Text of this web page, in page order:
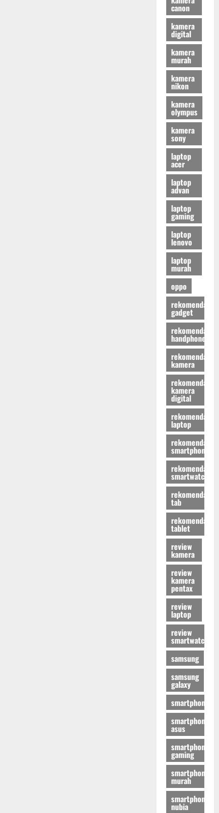
canon
kamera
digital
kamera
murah
kamera
nikon
kamera
olympus
kamera
sony
laptop
acer
laptop
advan
laptop
gaming
laptop
lenovo
laptop
murah
oppo
rekomendasi
gadget
rekomendasi
handphone
rekomendasi
kamera
rekomendasi
kamera
digital
rekomendasi
laptop
rekomendasi
smartphone
rekomendasi
smartwatch
rekomendasi
tab
rekomendasi
tablet
review
kamera
review
kamera
pentax
review
laptop
review
smartwatch
samsung
samsung
galaxy
smartphone
smartphone
asus
smartphone
gaming
smartphone
murah
smartphone
nubia